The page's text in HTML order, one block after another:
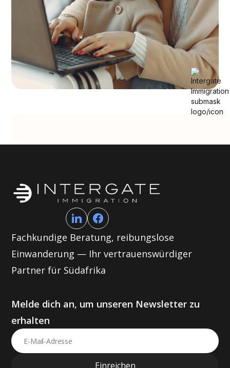
Fachkundige Beratung, reibungslose
Einwanderung — Ihr vertrauenswürdiger
Partner für Südafrika
Melde dich an, um unseren Newsletter zu
erhalten